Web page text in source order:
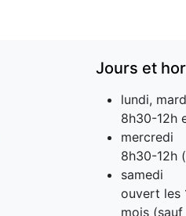
Jours et
lundi,
8h30-12h
mercredi
8h30-12h
samedi
ouvert les
mois